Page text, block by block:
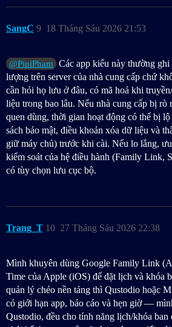
SangC 18 Tháng Sáu 2026 21:53
9
@PipiPham Các app kiểu này thường
lượng trên server của nhà cung cấp chứ
cần hỏi họ lưu ở đâu, có mã hoá khi
liệu trong bao lâu. Nếu nhà cung cấp bị rò
quen dùng, thời gian hoạt động có thể bị
sách bảo mật, điều khoản xóa dữ liệu và
giữ máy chủ) trước khi cài. Nếu lo lắng,
kiểm soát của hệ điều hành (Family Link,
có tùy chọn lưu cục bộ.
Trang_T 27 Tháng Sáu 2026 22:38
10
Mình khuyên dùng Google Family Link
Time của Apple (iOS) để đặt lịch và khóa
quản lý chéo nền tảng thì Qustodio hoặc
có giới hạn app, báo cáo và hẹn giờ —
Qustodio, đều cho tính năng lịch/khóa ban